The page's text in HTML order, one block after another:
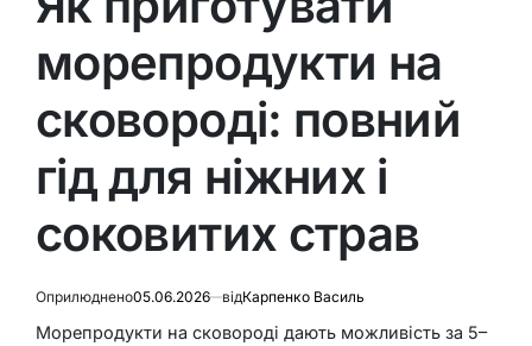
морепродукти на
сковороді: повний
гід для ніжних і
соковитих страв
Оприлюднено05.06.2026 відКарпенко Василь
Морепродукти на сковороді дають можливість за 5–